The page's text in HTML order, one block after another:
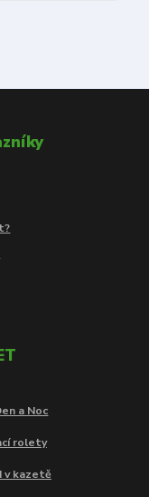
a Noc
rolety
v kazetě